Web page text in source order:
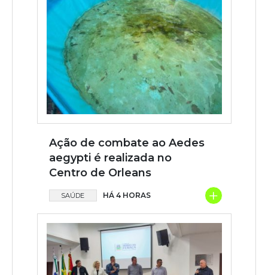
Ação de combate ao Aedes
aegypti é realizada no
Centro de Orleans
SAÚDE HÁ 4 HORAS +